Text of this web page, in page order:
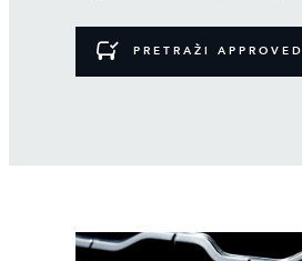
PRETRAŽI APPROVED